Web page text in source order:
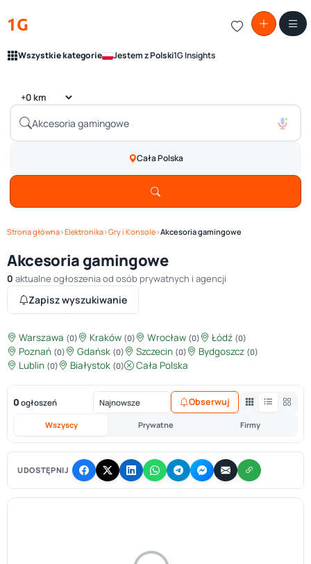
1G
Wszystkie kategorie Jestem z Polski1G Insights
Cała Polska
Strona główna›Elektronika›Gry i Konsole›Akcesoria gamingowe
Akcesoria gamingowe
0 aktualne ogłoszenia od osób prywatnych i agencji
Zapisz wyszukiwanie
Warszawa (0) Kraków (0) Wrocław (0) Łódź (0)
Poznań (0) Gdańsk (0) Szczecin (0) Bydgoszcz (0)
Lublin (0) Białystok (0) Cała Polska
0 ogłoszeń
Wszyscy Prywatne Firmy
Obserwuj
UDOSTĘPNIJ